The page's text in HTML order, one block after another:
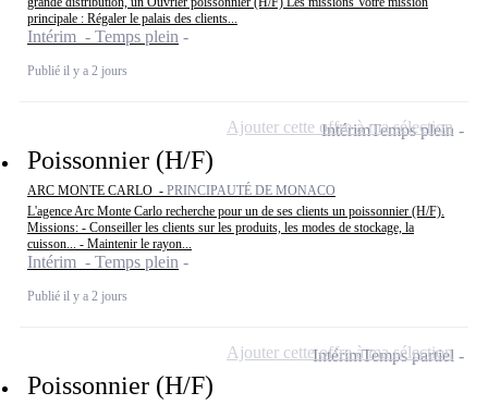
principale : Régaler le palais des clients...
Intérim - Temps plein
Publié il y a 2 jours
Poissonnier (H/F)
ARC MONTE CARLO - PRINCIPAUTÉ DE MONACO
L'agence Arc Monte Carlo recherche pour un de ses clients un poissonnier (H/F).
Missions: - Conseiller les clients sur les produits, les modes de stockage, la
cuisson... - Maintenir le rayon...
Intérim - Temps plein
Publié il y a 2 jours
IntérimTemps plein
Ajouter cette offre à ma sélection
Poissonnier (H/F)
IntérimTemps partiel
Ajouter cette offre à ma sélection